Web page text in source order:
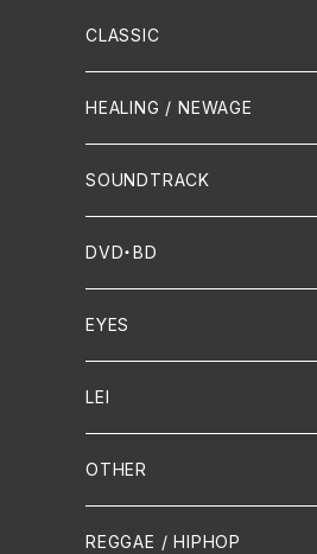
Hip-Hop/Dancehall Reggae
Piano
Crossover / Fusion
Dixie / New Orleans
FUNK
HAWAIIAN
Chanson
CLASSIC
Piano
Flute
Violin
Cello
Guitar / Ukulele
Mandolin
声楽
HEALING / NEWAGE
SOUNDTRACK
DVD・BD
EYES
LEI
OTHER
REGGAE / HIPHOP